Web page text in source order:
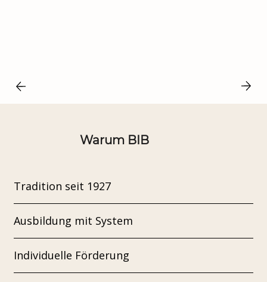
Warum BIB
Tradition seit 1927
Ausbildung mit System
Individuelle Förderung